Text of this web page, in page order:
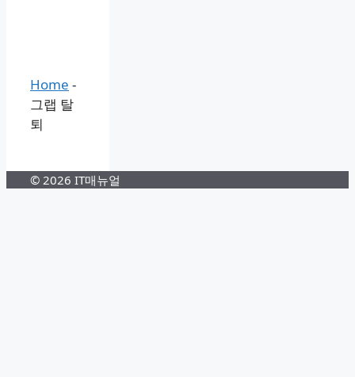
Home -
그랩 탈
퇴
© 2026 IT매뉴얼